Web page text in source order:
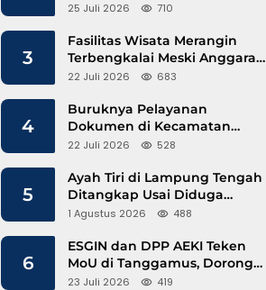
Kepala Pekon Sinar Jawa
25 Juli 2026 710
3
Fasilitas Wisata Merangin
Terbengkalai Meski Anggaran
Perawatan Terus Mengalir
22 Juli 2026 683
4
Buruknya Pelayanan
Dokumen di Kecamatan
Pangkalan Susu, Kinerja
22 Juli 2026 528
5
Ayah Tiri di Lampung Tengah
Ditangkap Usai Diduga
Hamili Anak di Bawah Umur
1 Agustus 2026 488
6
ESGIN dan DPP AEKI Teken
MoU di Tanggamus, Dorong
Ekonomi Hijau Berbasis Kopi
23 Juli 2026 419